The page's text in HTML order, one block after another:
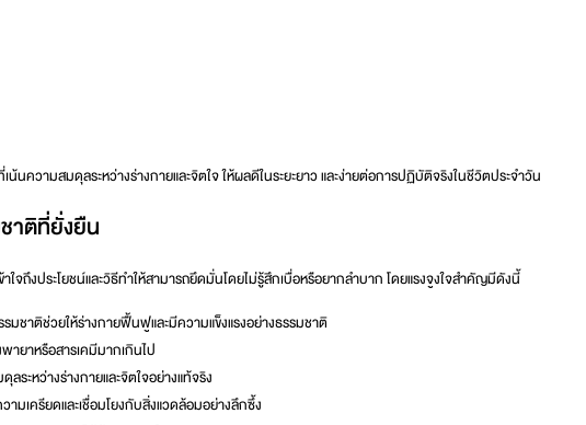
ความสมดุลระหว่างร่างกายและจิตใจ ให้ผลดีในระยะยาว และง่ายต่อการปฏิบัติจริงในชีวิตประจำวัน
าติที่ยั่งยืน
าใจถึงประโยชน์และวิธีทำให้สามารถยึดมั่นโดยไม่รู้สึกเบื่อหรือยากลำบาก โดยแรงจูงใจสำคัญมีดังนี้
มชาติช่วยให้ร่างกายฟื้นฟูและมีความแข็งแรงอย่างธรรมชาติ
ายาหรือสารเคมีมากเกินไป
ลระหว่างร่างกายและจิตใจอย่างแท้จริง
ามเครียดและเชื่อมโยงกับสิ่งแวดล้อมอย่างลึกซึ้ง